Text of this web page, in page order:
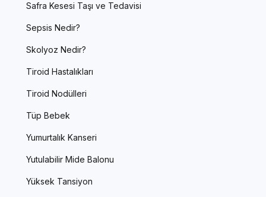
Safra Kesesi Taşı ve Tedavisi
Sepsis Nedir?
Skolyoz Nedir?
Tiroid Hastalıkları
Tiroid Nodülleri
Tüp Bebek
Yumurtalık Kanseri
Yutulabilir Mide Balonu
Yüksek Tansiyon